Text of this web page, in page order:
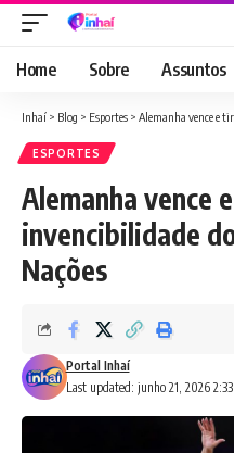
Home Sobre Assuntos
Inhaí > Blog > Esportes > Alemanha vence e
ESPORTES
Alemanha vence
invencibilidade
Nações
Last updated: junho 21, 2026
Portal Inhaí